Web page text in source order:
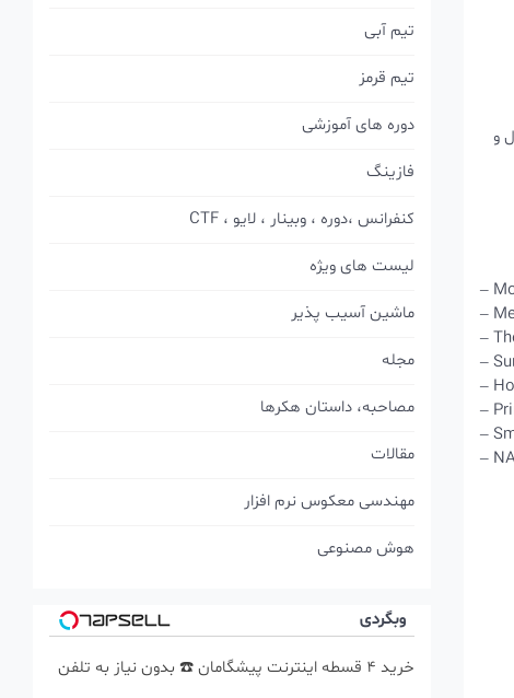
و
–
–
–
–
–
–
–
–
تیم آبی
تیم قرمز
دوره های آموزشی
فازینگ
کنفرانس ،دوره ، وبینار ، لایو ، CTF
لیست های ویژه
ماشین آسیب پذیر
مجله
مصاحبه، داستان هکرها
مقالات
مهندسی معکوس نرم افزار
هوش مصنوعی
وبگردی
خرید 4 قسطه اینترنت پیشگامان ☎️ بدون نیاز به تلفن